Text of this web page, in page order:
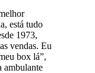
está tudo
1973,
vendas. Eu
box lá”,
ambulante